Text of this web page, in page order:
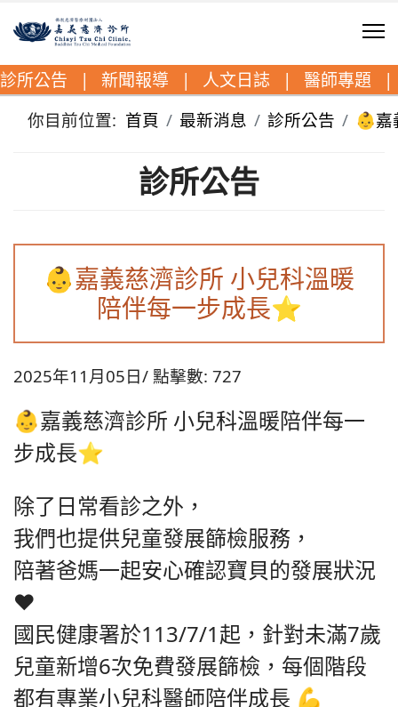
診所公告 | 新聞報導 | 人文日誌 | 醫師專題 |
你目前位置: 首頁 最新消息 診所公告 👶嘉
診所公告
👶嘉義慈濟診所 小兒科溫暖
陪伴每一步成長⭐
2025年11月05日 點擊數: 727
👶嘉義慈濟診所 小兒科溫暖陪伴每一
步成長⭐
除了日常看診之外，
我們也提供兒童發展篩檢服務，
陪著爸媽一起安心確認寶貝的發展狀況
❤️
國民健康署於113/7/1起，針對未滿7歲
兒童新增6次免費發展篩檢，每個階段
都有專業小兒科醫師陪伴成長 💪